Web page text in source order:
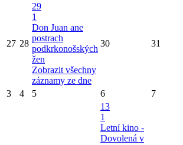
27 28
29
1
Don Juan ane
postrach
podkrkonošských
žen
Zobrazit všechny
záznamy ze dne
30 31
3 4 5 6 7
13
1
Letní kino -
Dovolená v